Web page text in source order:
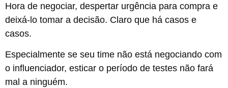
Hora de negociar, despertar urgência para compra e
deixá-lo tomar a decisão. Claro que há casos e
casos.
Especialmente se seu time não está negociando com
o influenciador, esticar o período de testes não fará
mal a ninguém.